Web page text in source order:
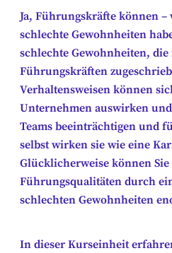
Ja, Führungskräfte können –
schlechte Gewohnheiten
schlechte Gewohnheiten, die
Führungskräften
Verhaltensweisen können
Unternehmen auswirken
Teams beeinträchtigen und
selbst wirken sie wie eine
Glücklicherweise können
Führungsqualitäten durch
schlechten Gewohnheiten
In dieser Kurseinheit